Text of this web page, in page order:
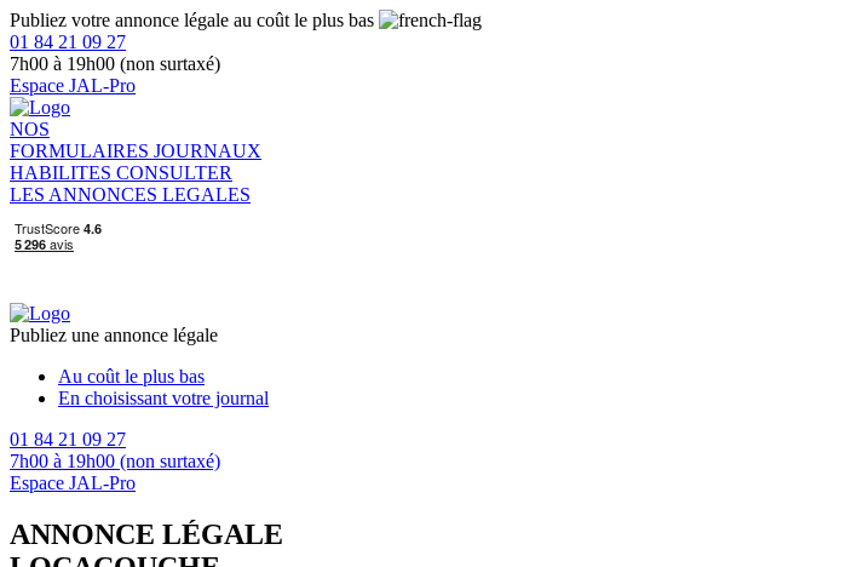
Publiez votre annonce légale au coût le plus bas
01 84 21 09 27
7h00 à 19h00 (non surtaxé)
Espace JAL-Pro
NOS
FORMULAIRES JOURNAUX
HABILITES CONSULTER
LES ANNONCES LEGALES
Publiez une annonce légale
Au coût le plus bas
En choisissant votre journal
01 84 21 09 27
7h00 à 19h00 (non surtaxé)
Espace JAL-Pro
ANNONCE LÉGALE